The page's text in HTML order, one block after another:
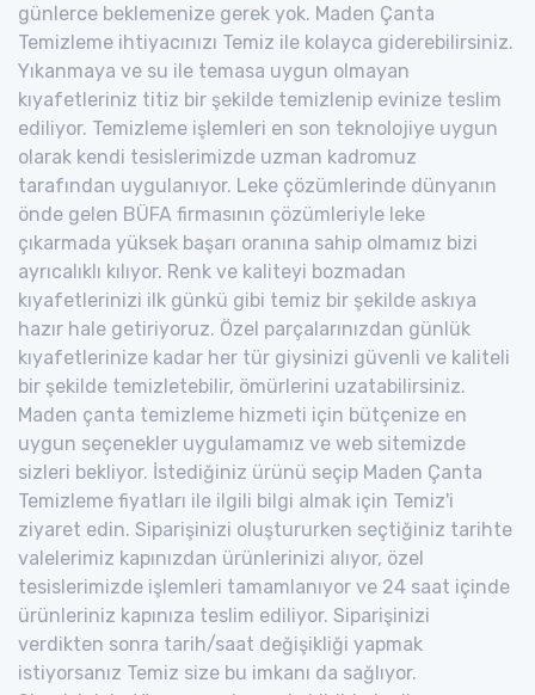
günlerce beklemenize gerek yok. Maden Çanta
Temizleme ihtiyacınızı Temiz ile kolayca giderebilirsiniz.
Yıkanmaya ve su ile temasa uygun olmayan
kıyafetleriniz titiz bir şekilde temizlenip evinize teslim
ediliyor. Temizleme işlemleri en son teknolojiye uygun
olarak kendi tesislerimizde uzman kadromuz
tarafından uygulanıyor. Leke çözümlerinde dünyanın
önde gelen BÜFA firmasının çözümleriyle leke
çıkarmada yüksek başarı oranına sahip olmamız bizi
ayrıcalıklı kılıyor. Renk ve kaliteyi bozmadan
kıyafetlerinizi ilk günkü gibi temiz bir şekilde askıya
hazır hale getiriyoruz. Özel parçalarınızdan günlük
kıyafetlerinize kadar her tür giysinizi güvenli ve kaliteli
bir şekilde temizletebilir, ömürlerini uzatabilirsiniz.
Maden çanta temizleme hizmeti için bütçenize en
uygun seçenekler uygulamamız ve web sitemizde
sizleri bekliyor. İstediğiniz ürünü seçip Maden Çanta
Temizleme fiyatları ile ilgili bilgi almak için Temiz'i
ziyaret edin. Siparişinizi oluştururken seçtiğiniz tarihte
valelerimiz kapınızdan ürünlerinizi alıyor, özel
tesislerimizde işlemleri tamamlanıyor ve 24 saat içinde
ürünleriniz kapınıza teslim ediliyor. Siparişinizi
verdikten sonra tarih/saat değişikliği yapmak
istiyorsanız Temiz size bu imkanı da sağlıyor.